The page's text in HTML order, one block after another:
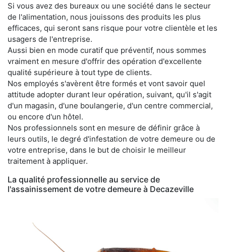
Si vous avez des bureaux ou une société dans le secteur
de l'alimentation, nous jouissons des produits les plus
efficaces, qui seront sans risque pour votre clientèle et les
usagers de l'entreprise.
Aussi bien en mode curatif que préventif, nous sommes
vraiment en mesure d'offrir des opération d'excellente
qualité supérieure à tout type de clients.
Nos employés s'avèrent être formés et vont savoir quel
attitude adopter durant leur opération, suivant, qu'il s'agit
d'un magasin, d'une boulangerie, d'un centre commercial,
ou encore d'un hôtel.
Nos professionnels sont en mesure de définir grâce à
leurs outils, le degré d'infestation de votre demeure ou de
votre entreprise, dans le but de choisir le meilleur
traitement à appliquer.
La qualité professionnelle au service de
l'assainissement de votre demeure à Decazeville